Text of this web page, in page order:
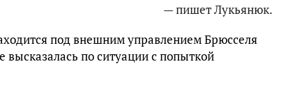
— пишет Лукьянюк.
под внешним управлением Брюсселя
высказалась по ситуации с попыткой